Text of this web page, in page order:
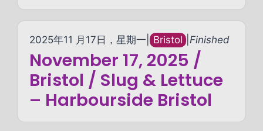
2025年11 月17日，星期一 Bristol Finished
November 17, 2025 /
Bristol / Slug & Lettuce
– Harbourside Bristol